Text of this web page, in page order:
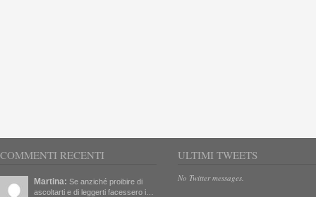
COMMENTI RECENTI
Martina: Se anziché proibire di
ascoltarti e di leggerti facessero i…
ULTIMI TWEETS
No Twitter messages.